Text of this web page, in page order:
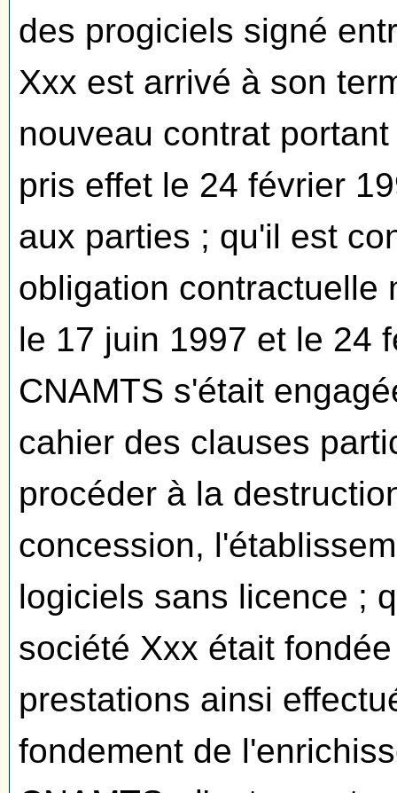
des progiciels signé
Xxx est arrivé à son
nouveau contrat
pris effet le 24 février
aux parties ; qu'il est
obligation contractuelle
le 17 juin 1997 et le 24
CNAMTS s'était
cahier des clauses
procéder à la
concession,
logiciels sans licence ;
société Xxx était
prestations ainsi
fondement de